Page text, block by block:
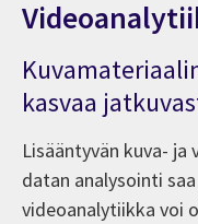
kasvaa
Lisääntyvän kuva-
datan analysointi
videoanalytiikka voi